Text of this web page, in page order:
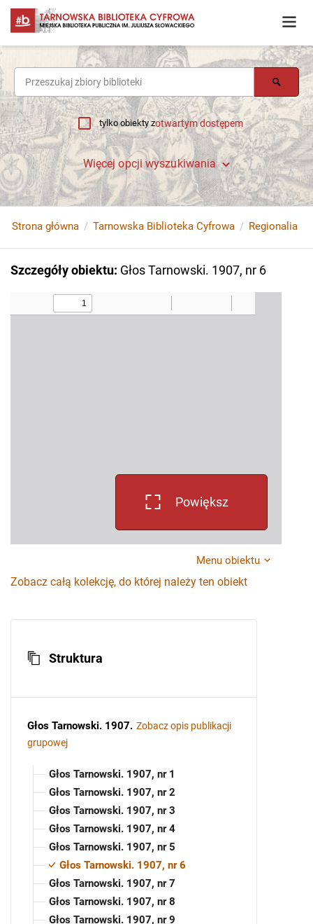
tylko obiekty zotwartym dostępem
Więcej opcji wyszukiwania
Strona główna Tarnowska Biblioteka Cyfrowa Regionalia
Szczegóły obiektu: Głos Tarnowski. 1907, nr 6
Powiększ
Menu obiektu
Zobacz całą kolekcję, do której należy ten obiekt
Struktura
Głos Tarnowski. 1907. Zobacz opis publikacji
grupowej
Głos Tarnowski. 1907, nr 1
Głos Tarnowski. 1907, nr 2
Głos Tarnowski. 1907, nr 3
Głos Tarnowski. 1907, nr 4
Głos Tarnowski. 1907, nr 5
Głos Tarnowski. 1907, nr 6
Głos Tarnowski. 1907, nr 7
Głos Tarnowski. 1907, nr 8
Głos Tarnowski. 1907, nr 9